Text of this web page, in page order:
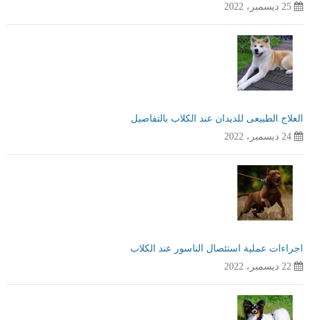
25 ديسمبر، 2022
العلاج الطبيعى للديدان عند الكلاب بالتفاصيل
24 ديسمبر، 2022
اجراءات عملية استئصال الناسور عند الكلاب
22 ديسمبر، 2022